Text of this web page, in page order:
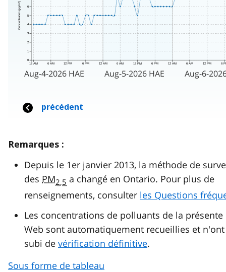
Remarques :
Depuis le 1er janvier 2013, la méthode de
des PM2,5 a changé en Ontario. Pour plus de
renseignements, consulter les Questions
Les concentrations de polluants de la présente
Web sont automatiquement recueillies et
subi de vérification définitive.
Sous forme de tableau